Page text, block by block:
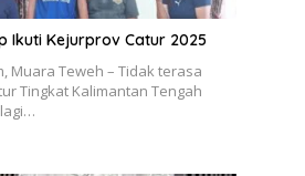
Ikuti Kejurprov Catur 2025
Muara Teweh – Tidak terasa
Tingkat Kalimantan Tengah